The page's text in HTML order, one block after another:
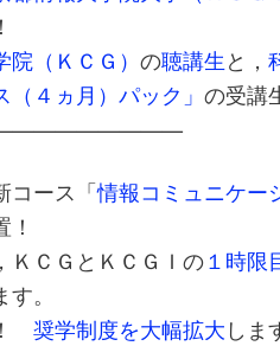
院（ＫＣＧ）の聴講生と，
（４ヵ月）パック」の受講
コース「情報コミュニケ
！
ＫＣＧとＫＣＧＩの１時限
。
！奨学制度を大幅拡大し